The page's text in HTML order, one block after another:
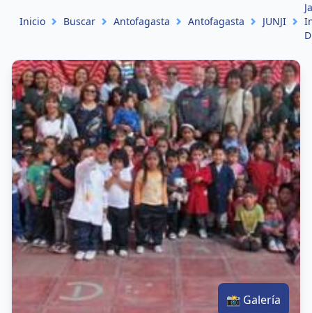
Inicio Buscar Antofagasta Antofagasta JUNJI
📸 Galería